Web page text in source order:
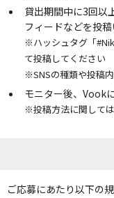
貸出期間中に3回以
フィードなどを投
※ハッシュタグ「
て投稿してください
※SNSの種類や投稿
モニター後、Vook
※投稿方法に関して
ご応募にあたり以下の